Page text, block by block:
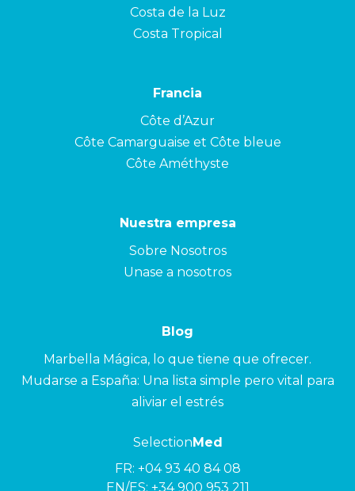
Costa de la Luz
Costa Tropical
Francia
Côte d’Azur
Côte Camarguaise et Côte bleue
Côte Améthyste
Nuestra empresa
Sobre Nosotros
Unase a nosotros
Blog
Marbella Mágica, lo que tiene que ofrecer.
Mudarse a España: Una lista simple pero vital para
aliviar el estrés
Selection Med
FR: +04 93 40 84 08
EN/ES: +34 900 953 211